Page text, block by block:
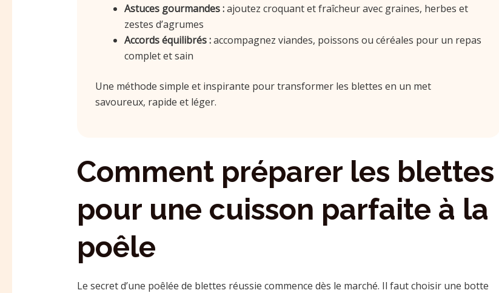
Astuces gourmandes :ajoutez croquant et fraîcheur avec graines, herbes et
zestes d’agrumes
Accords équilibrés :accompagnez viandes, poissons ou céréales pour un repas
complet et sain
Une méthode simple et inspirante pour transformer les blettes en un met
savoureux, rapide et léger.
Comment préparer les blettes
pour une cuisson parfaite à la
poêle
Le secret d’une poêlée de blettes réussie commence dès le marché. Il faut choisir une botte